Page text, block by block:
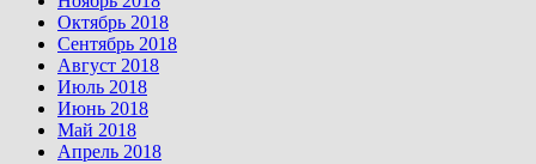
Октябрь 2018
Сентябрь 2018
Август 2018
Июль 2018
Июнь 2018
Май 2018
Апрель 2018